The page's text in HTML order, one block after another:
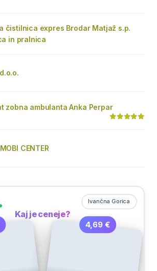
čistilnica expres Brodar Matjaž s.p.
in pralnica
zobna ambulanta Anka Perpar
CENTER
Ivančna Gorica
Kaj je ceneje?
4,69 €